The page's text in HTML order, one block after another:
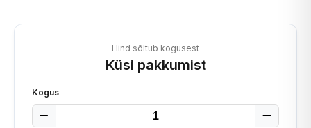
Hind sõltub kogusest
Küsi pakkumist
Kogus